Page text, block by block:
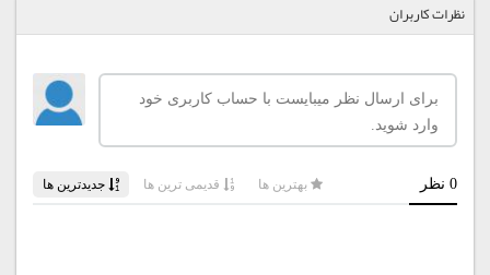
نظرات کاربران